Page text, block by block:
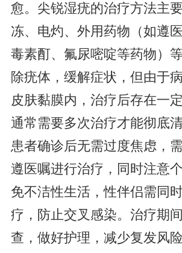
愈。尖锐湿疣的治疗方法主
冻、电灼、外用药物（如遵
毒素酊、氟尿嘧啶等药物）
除疣体，缓解症状，但由于
皮肤黏膜内，治疗后存在一
通常需要多次治疗才能彻底清
患者确诊后无需过度焦虑，
遵医嘱进行治疗，同时注意
免不洁性生活，性伴侣需同
疗，防止交叉感染。治疗期
查，做好护理，减少复发风